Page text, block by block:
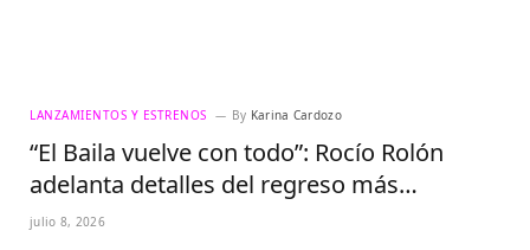
LANZAMIENTOS Y ESTRENOS By Karina Cardozo
“El Baila vuelve con todo”: Rocío Rolón
adelanta detalles del regreso más
esperado de la televisión paraguaya
julio 8, 2026